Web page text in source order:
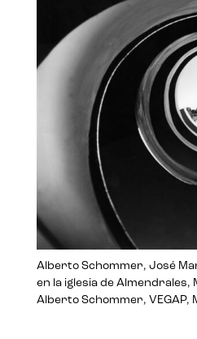
Alberto Schommer, José
en la iglesia de Almendrales,
Alberto Schommer, VEGAP,